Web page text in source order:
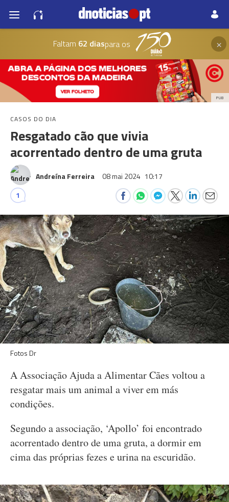
Faltam 62 diaspara os ×
PUB
CASOS DO DIA
Resgatado cão que vivia
acorrentado dentro de uma gruta
Andreína Ferreira 08 mai 2024 10:17
1
Fotos Dr
A Associação Ajuda a Alimentar Cães voltou a
resgatar mais um animal a viver em más
condições.
Segundo a associação, ‘Apollo’ foi encontrado
acorrentado dentro de uma gruta, a dormir em
cima das próprias fezes e urina na escuridão.